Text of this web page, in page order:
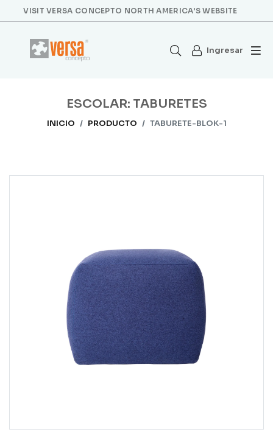
VISIT VERSA CONCEPTO NORTH AMERICA'S WEBSITE
Ingresar
ESCOLAR: TABURETES
INICIO PRODUCTO TABURETE-BLOK-1